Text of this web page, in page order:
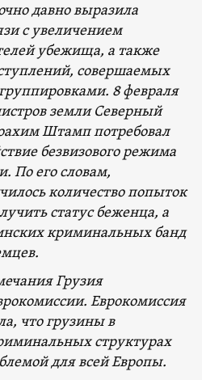
давно выразила
с увеличением
убежища, а также
совершаемых
8 февраля
земли Северный
Штамп потребовал
безвизового режима
По его словам,
количество попыток
статус беженца, а
криминальных банд
Грузия
Еврокомиссия
что грузины в
структурах
для всей Европы.